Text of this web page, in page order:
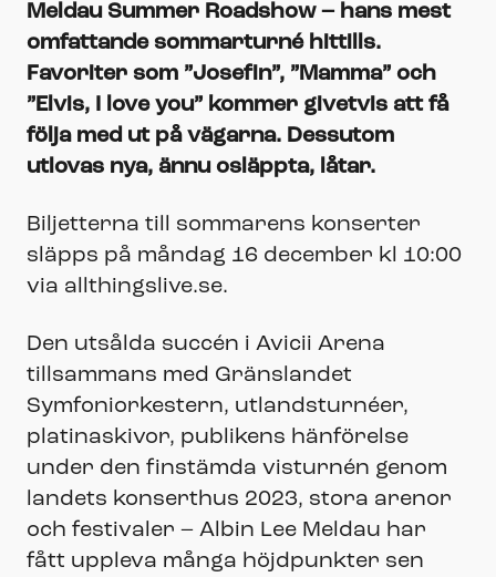
Meldau Summer Roadshow – hans mest
omfattande sommarturné hittills.
Favoriter som ”Josefin”, ”Mamma” och
”Elvis, I love you” kommer givetvis att få
följa med ut på vägarna. Dessutom
utlovas nya, ännu osläppta, låtar.
Biljetterna till sommarens konserter
släpps på måndag 16 december kl 10:00
via allthingslive.se.
Den utsålda succén i Avicii Arena
tillsammans med Gränslandet
Symfoniorkestern, utlandsturnéer,
platinaskivor, publikens hänförelse
under den finstämda visturnén genom
landets konserthus 2023, stora arenor
och festivaler – Albin Lee Meldau har
fått uppleva många höjdpunkter sen